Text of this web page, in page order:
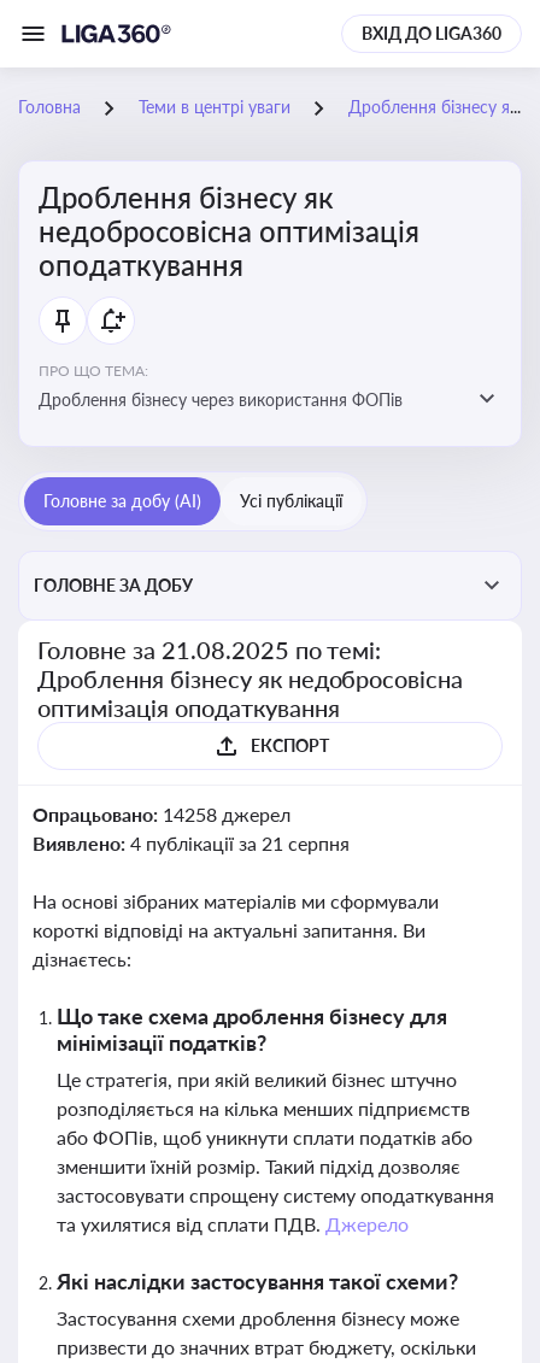
ВХІД ДО LIGA360
Головна Теми в центрі уваги Дроблення бізнесу як недобросовісна оптимізація оподаткування
Дроблення бізнесу як
недобросовісна оптимізація
оподаткування
ПРО ЩО ТЕМА:
Дроблення бізнесу через використання ФОПів
Головне за добу (AI) Усі публікації
ГОЛОВНЕ ЗА ДОБУ
Головне за 21.08.2025 по темі:
Дроблення бізнесу як недобросовісна
оптимізація оподаткування
ЕКСПОРТ
Опрацьовано: 14258 джерел
Виявлено: 4 публікації за 21 серпня
На основі зібраних матеріалів ми сформували
короткі відповіді на актуальні запитання. Ви
дізнаєтесь:
Що таке схема дроблення бізнесу для
мінімізації податків?
Це стратегія, при якій великий бізнес штучно
розподіляється на кілька менших підприємств
або ФОПів, щоб уникнути сплати податків або
зменшити їхній розмір. Такий підхід дозволяє
застосовувати спрощену систему оподаткування
та ухилятися від сплати ПДВ. Джерело
Які наслідки застосування такої схеми?
Застосування схеми дроблення бізнесу може
призвести до значних втрат бюджету, оскільки